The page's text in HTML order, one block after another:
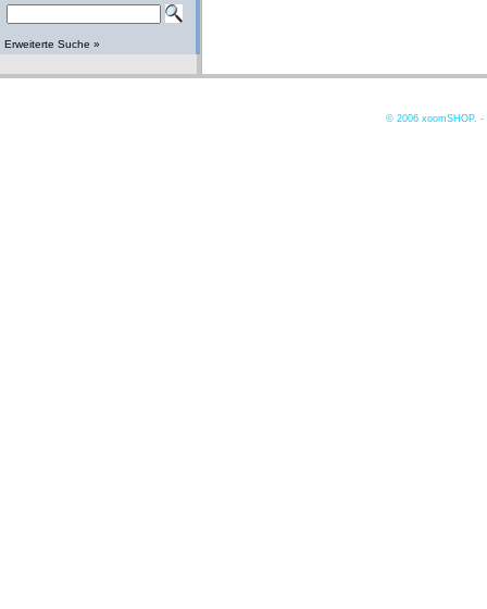
Erweiterte Suche »
© 2006 xoomSHOP. -